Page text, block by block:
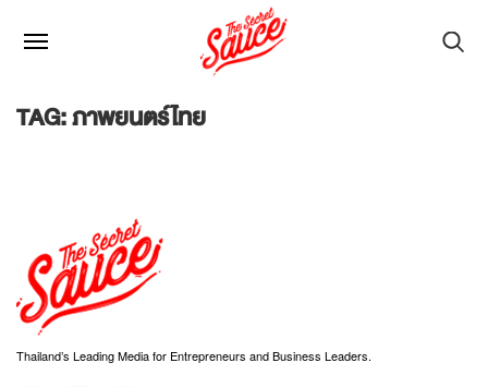
TAG: ภาพยนตร์ไทย
Thailand’s Leading Media for Entrepreneurs and Business Leaders.